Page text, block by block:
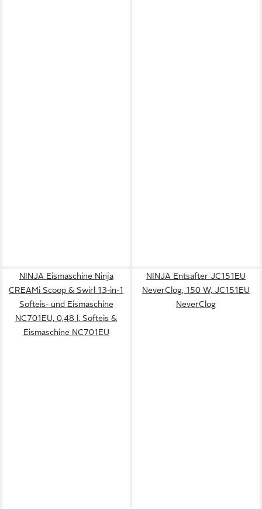
NINJA Eismaschine Ninja
CREAMi Scoop & Swirl 13-in-1
Softeis- und Eismaschine
NC701EU, 0,48 l, Softeis &
Eismaschine NC701EU
NINJA Entsafter JC151EU
NeverClog, 150 W, JC151EU
NeverClog